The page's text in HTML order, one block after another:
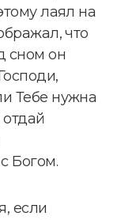
лаял на
что
сном он
Тебе нужна
Богом.
если